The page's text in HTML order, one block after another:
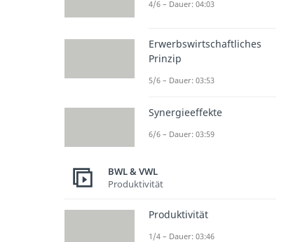
4/6 – Dauer: 04:03
Erwerbswirtschaftliches
Prinzip
5/6 – Dauer: 03:53
Synergieeffekte
6/6 – Dauer: 03:59
BWL & VWL
Produktivität
Produktivität
1/4 – Dauer: 03:46